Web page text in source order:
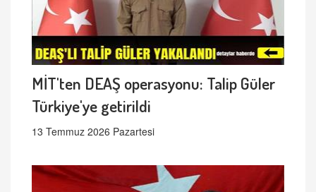
MİT'ten DEAŞ operasyonu: Talip Güler
Türkiye'ye getirildi
13 Temmuz 2026 Pazartesi